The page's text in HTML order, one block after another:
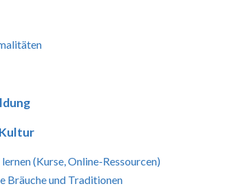
(Kurse, Online-Ressourcen)
Bräuche und Traditionen